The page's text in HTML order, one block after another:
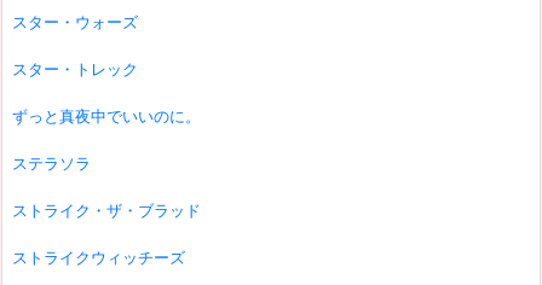
スター・ウォーズ
スター・トレック
ずっと真夜中でいいのに。
ステラソラ
ストライク・ザ・ブラッド
ストライクウィッチーズ